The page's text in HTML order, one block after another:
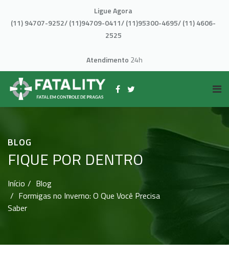
Ligue Agora
(11) 94707-9252/ (11)94709-0411/ (11)95300-4695/ (11) 4606-
2525
Atendimento 24h
BLOG
FIQUE POR DENTRO
Início
Blog
Formigas no Inverno: O Que Você Precisa
Saber